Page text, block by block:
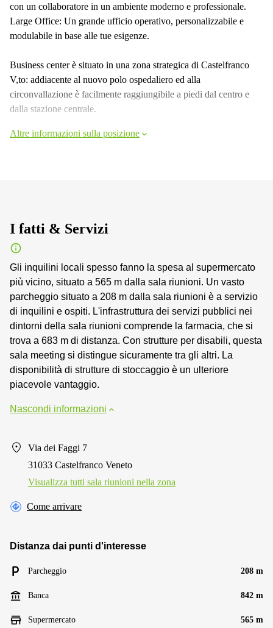
con un collaboratore in un ambiente moderno e professionale.
Large Office: Un grande ufficio operativo, personalizzabile e
modulabile in base alle tue esigenze.
Business center è situato in una zona strategica di Castelfranco
V,to: addiacente al nuovo polo ospedaliero ed alla
circonvallazione è facilmente raggiungibile a piedi dal centro e
dalla stazione centrale.
Altre informazioni sulla posizione
I fatti & Servizi
Gli inquilini locali spesso fanno la spesa al supermercato
più vicino, situato a 565 m dalla sala riunioni. Un vasto
parcheggio situato a 208 m dalla sala riunioni è a servizio
di inquilini e ospiti. L'infrastruttura dei servizi pubblici nei
dintorni della sala riunioni comprende la farmacia, che si
trova a 683 m di distanza. Con strutture per disabili, questa
sala meeting si distingue sicuramente tra gli altri. La
disponibilità di strutture di stoccaggio è un ulteriore
piacevole vantaggio.
Nascondi informazioni
Via dei Faggi 7
31033 Castelfranco Veneto
Visualizza tutti sala riunioni nella zona
Come arrivare
Distanza dai punti d'interesse
Parcheggio 208 m
Banca 842 m
Supermercato 565 m